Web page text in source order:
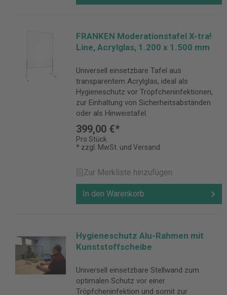
FRANKEN Moderationstafel X-tra!
Line, Acrylglas, 1.200 x 1.500 mm
Universell einsetzbare Tafel aus
transparentem Acrylglas, ideal als
Hygieneschutz vor Tröpfcheninfektionen,
zur Einhaltung von Sicherheitsabständen
oder als Hinweistafel.
399,00 €*
Pro Stück
* zzgl. MwSt. und Versand
Zur Merkliste hinzufügen
In den Warenkorb
Hygieneschutz Alu-Rahmen mit
Kunststoffscheibe
Universell einsetzbare Stellwand zum
optimalen Schutz vor einer
Tröpfcheninfektion und somit zur